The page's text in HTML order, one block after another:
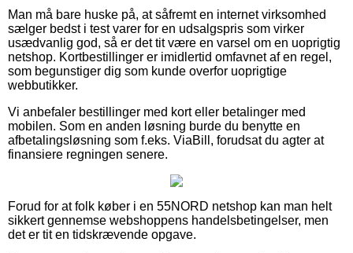
Man må bare huske på, at såfremt en internet virksomhed
sælger bedst i test varer for en udsalgspris som virker
usædvanlig god, så er det tit være en varsel om en uoprigtig
netshop. Kortbestillinger er imidlertid omfavnet af en regel,
som begunstiger dig som kunde overfor uoprigtige
webbutikker.
Vi anbefaler bestillinger med kort eller betalinger med
mobilen. Som en anden løsning burde du benytte en
afbetalingsløsning som f.eks. ViaBill, forudsat du agter at
finansiere regningen senere.
Forud for at folk køber i en 55NORD netshop kan man helt
sikkert gennemse webshoppens handelsbetingelser, men
det er tit en tidskrævende opgave.